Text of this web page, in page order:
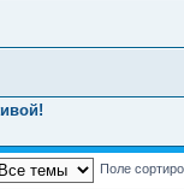
Поле